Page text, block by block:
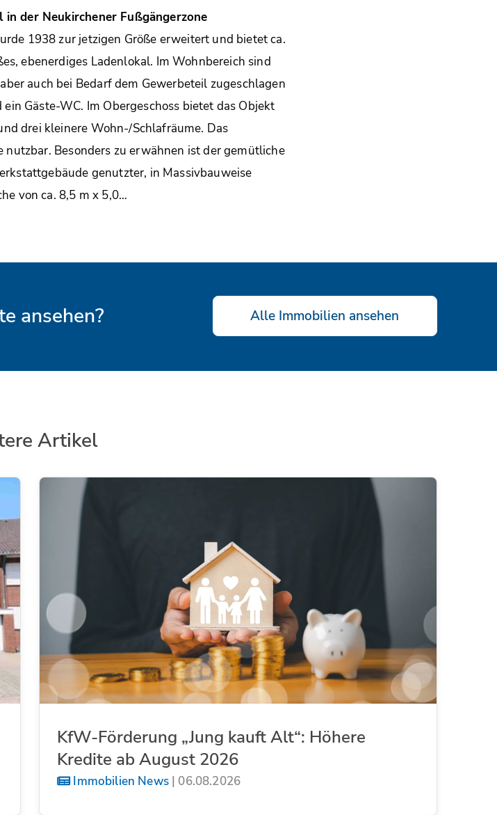
in der Neukirchener Fußgängerzone
1938 zur jetzigen Größe erweitert und bietet ca.
ebenerdiges Ladenlokal. Im Wohnbereich sind
auch bei Bedarf dem Gewerbeteil zugeschlagen
Gäste-WC. Im Obergeschoss bietet das Objekt
drei kleinere Wohn-/Schlafräume. Das
Besonders zu erwähnen ist der gemütliche
genutzter, in Massivbauweise
von ca. 8,5 m x 5,0…
ansehen? Alle Immobilien ansehen
Artikel
KfW-Förderung „Jung kauft Alt“: Höhere
Kredite ab August 2026
Immobilien News| 06.08.2026